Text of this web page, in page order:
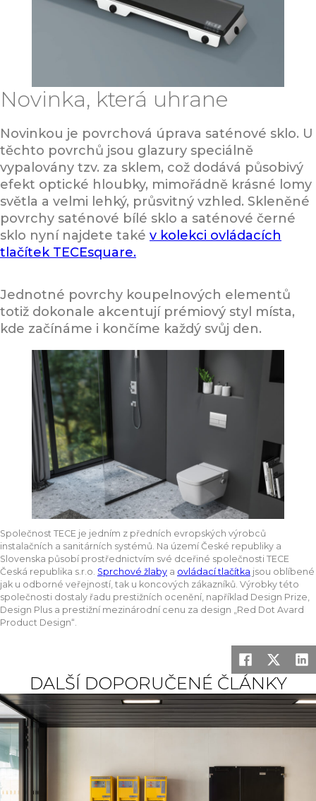
Novinka, která uhrane
Novinkou je povrchová úprava saténové sklo. U
těchto povrchů jsou glazury speciálně
vypalovány tzv. za sklem, což dodává působivý
efekt optické hloubky, mimořádně krásné lomy
světla a velmi lehký, průsvitný vzhled. Skleněné
povrchy saténové bílé sklo a saténové černé
sklo nyní najdete také v kolekci ovládacích
tlačítek TECEsquare.
Jednotné povrchy koupelnových elementů
totiž dokonale akcentují prémiový styl místa,
kde začínáme i končíme každý svůj den.
Společnost TECE je jedním z předních evropských výrobců
instalačních a sanitárních systémů. Na území České republiky a
Slovenska působí prostřednictvím své dceřiné společnosti TECE
Česká republika s.r.o. Sprchové žlaby a ovládací tlačítka jsou oblíbené
jak u odborné veřejností, tak u koncových zákazníků. Výrobky této
společnosti dostaly řadu prestižních ocenění, například Design Prize,
Design Plus a prestižní mezinárodní cenu za design „Red Dot Avard
Product Design“.
DALŠÍ DOPORUČENÉ ČLÁNKY